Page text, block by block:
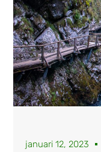
januari 12, 2023